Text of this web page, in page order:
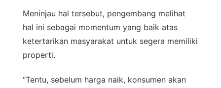
Meninjau hal tersebut, pengembang melihat
hal ini sebagai momentum yang baik atas
ketertarikan masyarakat untuk segera memiliki
properti.
“Tentu, sebelum harga naik, konsumen akan